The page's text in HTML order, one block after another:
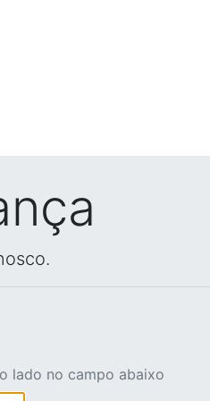
lado no campo abaixo